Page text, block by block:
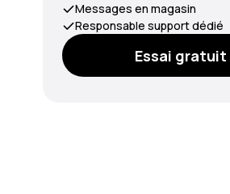
Messages en magasin
Responsable support dédié
Essai gratuit